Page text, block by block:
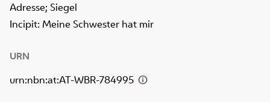
Adresse; Siegel
Incipit: Meine Schwester hat mir
URN
urn:nbn:at:AT-WBR-784995